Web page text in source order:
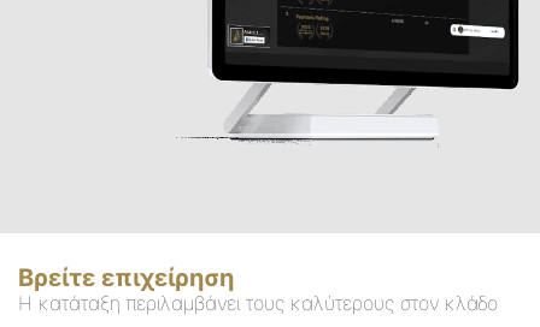
Βρείτε επιχείρηση
Η κατάταξη περιλαμβάνει τους καλύτερους στον κλάδο